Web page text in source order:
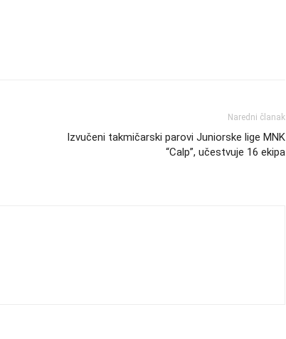
Naredni članak
Izvučeni takmičarski parovi Juniorske lige MNK
“Calp”, učestvuje 16 ekipa